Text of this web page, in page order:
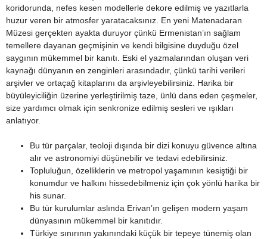
koridorunda, nefes kesen modellerle dekore edilmiş ve yazıtlarla
huzur veren bir atmosfer yaratacaksınız. En yeni Matenadaran
Müzesi gerçekten ayakta duruyor çünkü Ermenistan’ın sağlam
temellere dayanan geçmişinin ve kendi bilgisine duyduğu özel
saygının mükemmel bir kanıtı. Eski el yazmalarından oluşan veri
kaynağı dünyanın en zenginleri arasındadır, çünkü tarihi verileri
arşivler ve ortaçağ kitaplarını da arşivleyebilirsiniz. Harika bir
büyüleyiciliğin üzerine yerleştirilmiş taze, ünlü dans eden çeşmeler,
size yardımcı olmak için senkronize edilmiş sesleri ve ışıkları
anlatıyor.
Bu tür parçalar, teoloji dışında bir dizi konuyu güvence altına
alır ve astronomiyi düşünebilir ve tedavi edebilirsiniz.
Topluluğun, özelliklerin ve metropol yaşamının kesiştiği bir
konumdur ve halkını hissedebilmeniz için çok yönlü harika bir
his sunar.
Bu tür kurulumlar aslında Erivan’ın gelişen modern yaşam
dünyasının mükemmel bir kanıtıdır.
Türkiye sınırının yakınındaki küçük bir tepeye tünemiş olan